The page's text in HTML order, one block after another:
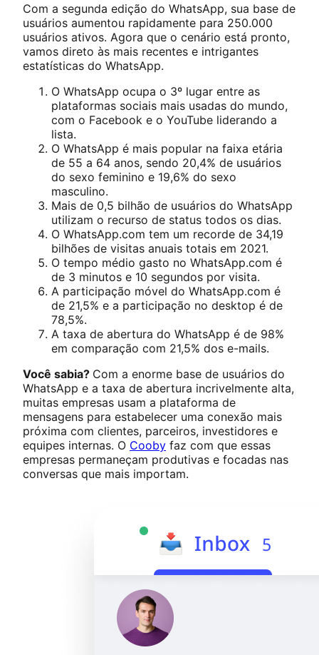
Com a segunda edição do WhatsApp, sua base de
usuários aumentou rapidamente para 250.000
usuários ativos. Agora que o cenário está pronto,
vamos direto às mais recentes e intrigantes
estatísticas do WhatsApp.
O WhatsApp ocupa o 3º lugar entre as
plataformas sociais mais usadas do mundo,
com o Facebook e o YouTube liderando a
lista.
O WhatsApp é mais popular na faixa etária
de 55 a 64 anos, sendo 20,4% de usuários
do sexo feminino e 19,6% do sexo
masculino.
Mais de 0,5 bilhão de usuários do WhatsApp
utilizam o recurso de status todos os dias.
O WhatsApp.com tem um recorde de 34,19
bilhões de visitas anuais totais em 2021.
O tempo médio gasto no WhatsApp.com é
de 3 minutos e 10 segundos por visita.
A participação móvel do WhatsApp.com é
de 21,5% e a participação no desktop é de
78,5%.
A taxa de abertura do WhatsApp é de 98%
em comparação com 21,5% dos e-mails.
Você sabia? Com a enorme base de usuários do
WhatsApp e a taxa de abertura incrivelmente alta,
muitas empresas usam a plataforma de
mensagens para estabelecer uma conexão mais
próxima com clientes, parceiros, investidores e
equipes internas. O Cooby faz com que essas
empresas permaneçam produtivas e focadas nas
conversas que mais importam.